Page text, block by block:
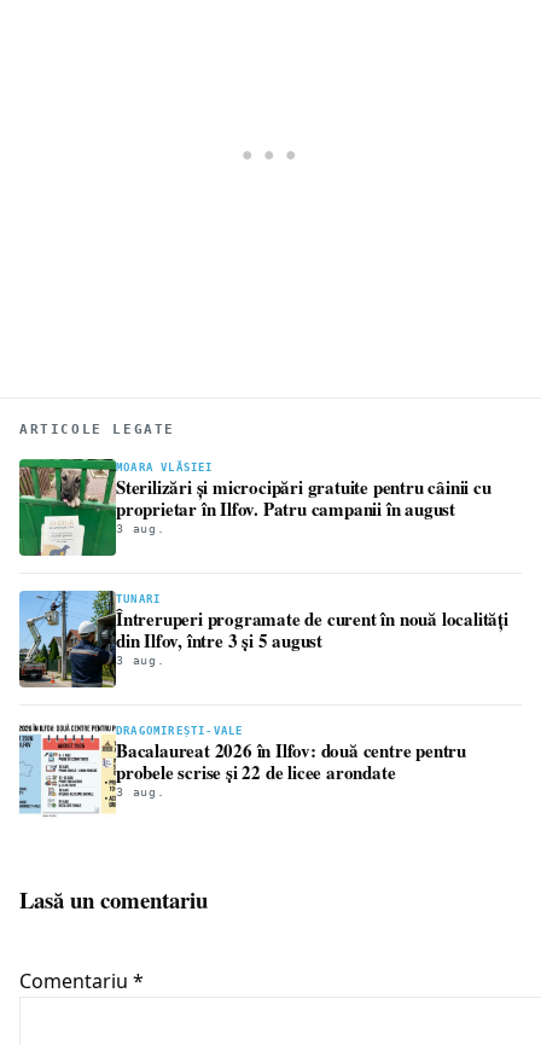
ARTICOLE LEGATE
MOARA VLĂSIEI
Sterilizări și microcipări gratuite pentru câinii cu
proprietar în Ilfov. Patru campanii în august
3 aug.
TUNARI
Întreruperi programate de curent în nouă localități
din Ilfov, între 3 și 5 august
3 aug.
DRAGOMIREȘTI-VALE
Bacalaureat 2026 în Ilfov: două centre pentru
probele scrise și 22 de licee arondate
3 aug.
Lasă un comentariu
Comentariu *